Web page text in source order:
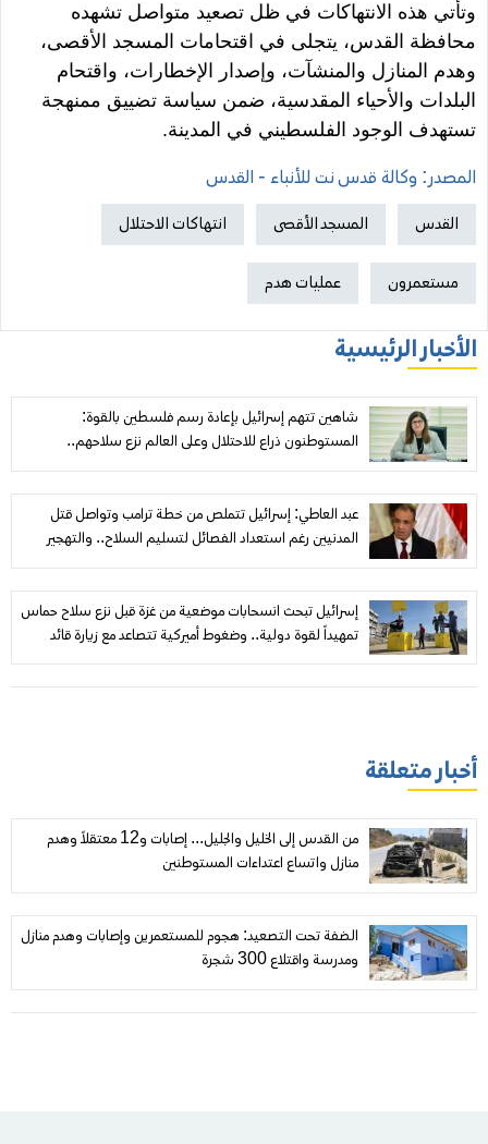
وتأتي هذه الانتهاكات في ظل تصعيد متواصل تشهده
محافظة القدس، يتجلى في اقتحامات المسجد الأقصى،
وهدم المنازل والمنشآت، وإصدار الإخطارات، واقتحام
البلدات والأحياء المقدسية، ضمن سياسة تضييق ممنهجة
تستهدف الوجود الفلسطيني في المدينة.
المصدر: وكالة قدس نت للأنباء - القدس
القدس المسجد الأقصى انتهاكات الاحتلال
مستعمرون عمليات هدم
الأخبار الرئيسية
شاهين تتهم إسرائيل بإعادة رسم فلسطين بالقوة:
المستوطنون ذراع للاحتلال وعلى العالم نزع سلاحهم..
و«مجلس السلام» عاجز أمام نزيف غزة
عبد العاطي: إسرائيل تتملص من خطة ترامب وتواصل قتل
المدنيين رغم استعداد الفصائل لتسليم السلاح.. والتهجير
إسرائيل تبحث انسحابات موضعية من غزة قبل نزع سلاح حماس
تمهيداً لقوة دولية.. وضغوط أميركية تتصاعد مع زيارة قائد
«سنتكوم»
أخبار متعلقة
من القدس إلى الخليل والجليل... إصابات و12 معتقلاً وهدم
منازل واتساع اعتداءات المستوطنين
الضفة تحت التصعيد: هجوم للمستعمرين وإصابات وهدم منازل
ومدرسة واقتلاع 300 شجرة